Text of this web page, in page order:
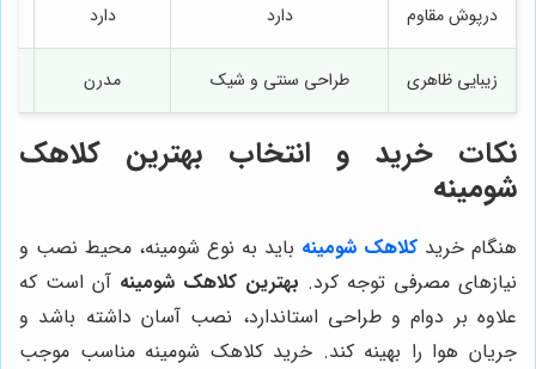
درپوش مقاوم دارد دارد
زیبایی ظاهری طراحی سنتی و شیک مدرن
نکات خرید و انتخاب بهترین کلاهک
شومینه
هنگام خرید کلاهک شومینه باید به نوع شومینه، محیط نصب و
نیازهای مصرفی توجه کرد. بهترین کلاهک شومینه آن است که
علاوه بر دوام و طراحی استاندارد، نصب آسان داشته باشد و
جریان هوا را بهینه کند. خرید کلاهک شومینه مناسب موجب